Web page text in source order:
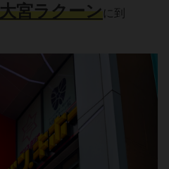
大宮ラクーン に到